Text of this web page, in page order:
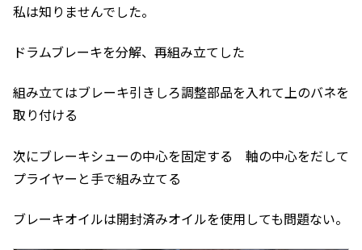
私は知りませんでした。
ドラムブレーキを分解、再組み立てした
組み立てはブレーキ引きしろ調整部品を入れて上のバネを
取り付ける
次にブレーキシューの中心を固定する 軸の中心をだして
プライヤーと手で組み立てる
ブレーキオイルは開封済みオイルを使用しても問題ない。